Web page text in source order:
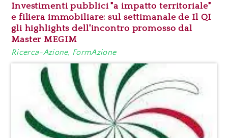
Investimenti pubblici "a impatto territoriale"
e filiera immobiliare: sul settimanale de Il QI
gli highlights dell'incontro promosso dal
Master MEGIM
Ricerca-Azione, FormAzione